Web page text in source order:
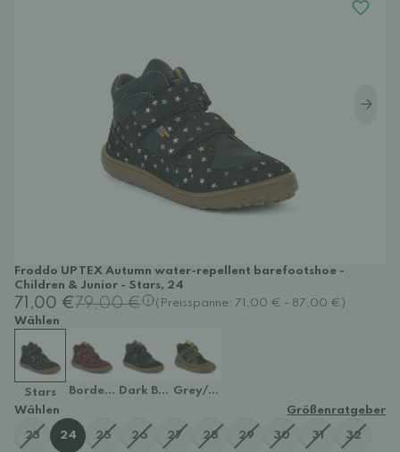
Froddo UP TEX Autumn water-repellent barefootshoe -
Children & Junior - Stars, 24
71,00 €79,00 €
(Preisspanne: 71,00 € - 87,00 €)
Wählen
Stars BordeauxDark BlueGrey/Black
Wählen
Größenratgeber
23 24 25 26 27 28 29 30 31 32